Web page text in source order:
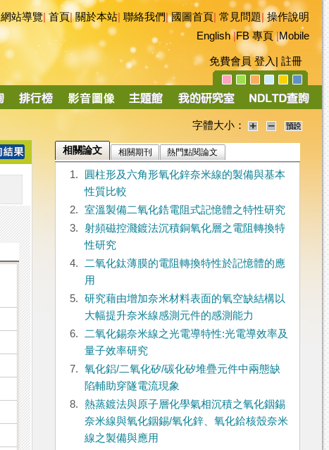
網站導覽|首頁|關於本站 聯絡我們|國圖首頁 常見問題|操作說明
English|FB 專頁|Mobile
免費會員 登入 註冊
字體大小：
相關論文 相關期刊 熱門點閱論文
1.
圓柱形及六角形氧化鋅奈米線的製備與基本
性質比較
2.
室溫製備二氧化鋯電阻式記憶體之特性研究
3.
射頻磁控濺鍍法沉積銅氧化層之電阻轉換特
性研究
4.
二氧化鈦薄膜的電阻轉換特性於記憶體的應
用
5.
研究藉由增加奈米材料表面的氧空缺結構以
大幅提升奈米線感測元件的感測能力
6.
二氧化錫奈米線之光電導特性:光電導效率及
量子效率研究
7.
氧化鋁/二氧化矽/碳化矽堆疊元件中兩態缺
陷輔助穿隧電流現象
8.
熱蒸鍍法與原子層化學氣相沉積之氧化銦錫
奈米線與氧化銦錫/氧化鋅、氧化鉿核殼奈米
線之製備與應用